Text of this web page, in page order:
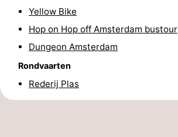
Nachtleven
drinken
Winkelen
Yellow Bike
Hop on Hop off Amsterdam bustour
Dungeon Amsterdam
Rondvaarten
Rederij Plas